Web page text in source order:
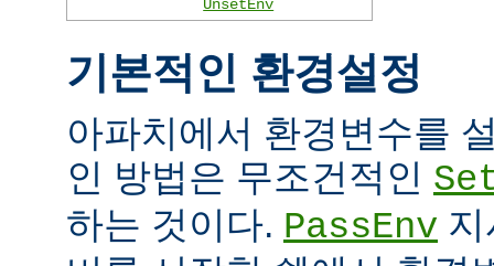
UnsetEnv
기본적인 환경설정
아파치에서 환경변수를
인 방법은 무조건적인
하는 것이다. PassEnv